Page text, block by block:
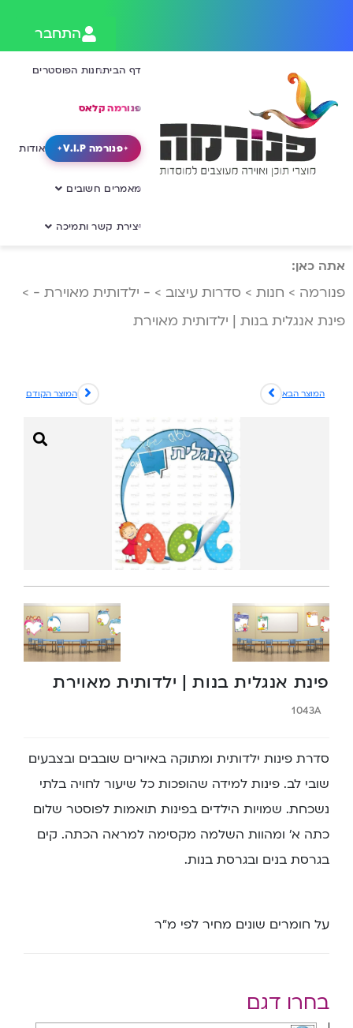
התחבר
דף הביתחנות הפוסטרים
פנורמה קלאס
פנורמה V.I.P אודות
מאמרים חשובים
יצירת קשר ותמיכה
אתה כאן:
פנורמה > חנות > סדרות עיצוב > - ילדותית מאוירת - >
פינת אנגלית בנות | ילדותית מאוירת
המוצר הקודם המוצר הבא
פינת אנגלית בנות | ילדותית מאוירת
1043A
סדרת פינות ילדותית ומתוקה באיורים שובבים ובצבעים
שובי לב. פינות למידה שהופכות כל שיעור לחויה בלתי
נשכחת. שמויות הילדים בפינות תואמות לפוסטר שלום
כתה א’ ומהוות השלמה מקסימה למראה הכתה. קים
בגרסת בנים ובגרסת בנות.
על חומרים שונים מחיר לפי מ”ר
בחרו דגם